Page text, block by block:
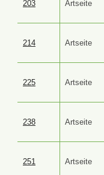
203 Artseite
214 Artseite
225 Artseite
238 Artseite
251 Artseite